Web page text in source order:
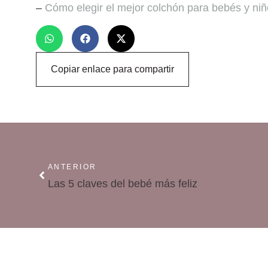
– Cómo elegir el mejor colchón para bebés y
Copiar enlace para compartir
ANTERIOR
Las 5 claves del bebé más feliz